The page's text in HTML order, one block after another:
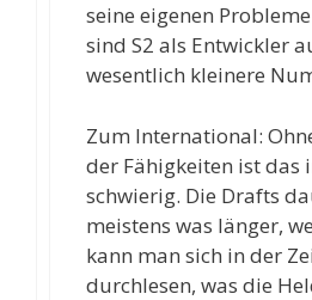
seine eigenen
sind S2 als Entwickler
wesentlich kleinere
Zum International:
der Fähigkeiten ist das
schwierig. Die Drafts
meistens was länger,
kann man sich in der
durchlesen, was die